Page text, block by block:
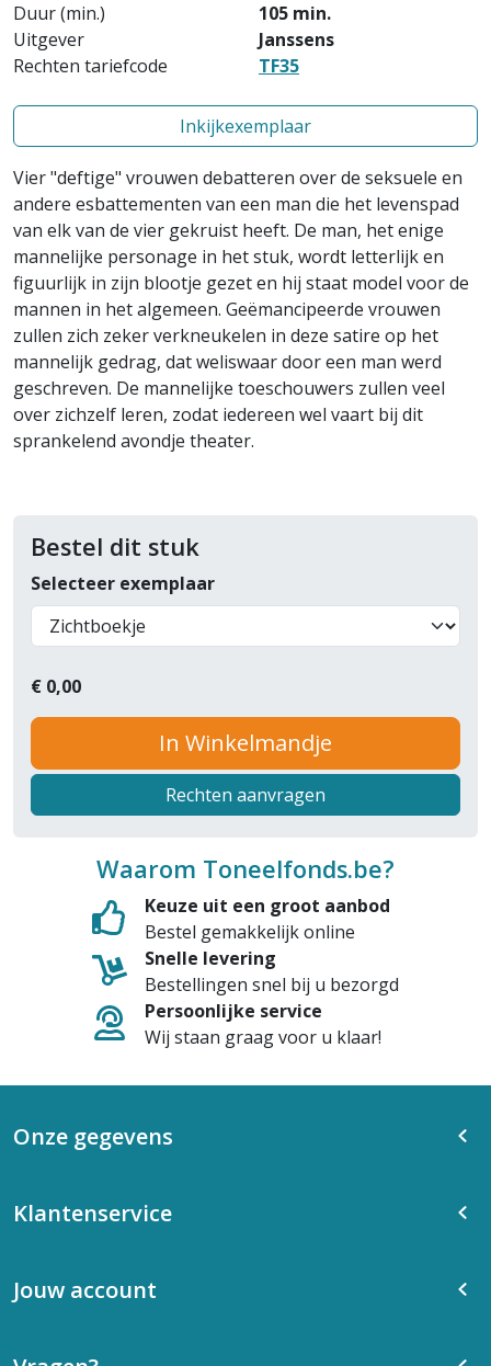
Duur (min.)
105 min.
Uitgever
Janssens
Rechten tariefcode
TF35
Inkijkexemplaar
Vier "deftige" vrouwen debatteren over de seksuele en
andere esbattementen van een man die het levenspad
van elk van de vier gekruist heeft. De man, het enige
mannelijke personage in het stuk, wordt letterlijk en
figuurlijk in zijn blootje gezet en hij staat model voor de
mannen in het algemeen. Geëmancipeerde vrouwen
zullen zich zeker verkneukelen in deze satire op het
mannelijk gedrag, dat weliswaar door een man werd
geschreven. De mannelijke toeschouwers zullen veel
over zichzelf leren, zodat iedereen wel vaart bij dit
sprankelend avondje theater.
Bestel dit stuk
Selecteer exemplaar
€ 0,00
In Winkelmandje
Rechten aanvragen
Waarom Toneelfonds.be?
Keuze uit een groot aanbod
Bestel gemakkelijk online
Snelle levering
Bestellingen snel bij u bezorgd
Persoonlijke service
Wij staan graag voor u klaar!
Onze gegevens
Klantenservice
Jouw account